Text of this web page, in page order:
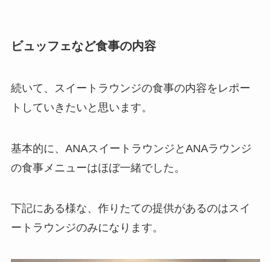
ビュッフェなど食事の内容
続いて、スイートラウンジの食事の内容をレポー
トしていきたいと思います。
基本的に、ANAスイートラウンジとANAラウンジ
の食事メニューはほぼ一緒でした。
下記にある様な、作りたての提供があるのはスイ
ートラウンジのみになります。